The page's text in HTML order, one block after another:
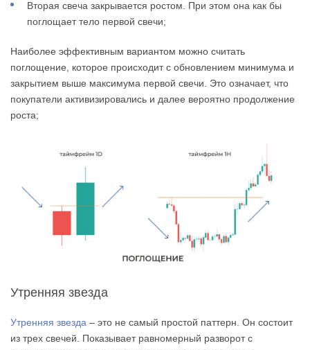
Вторая свеча закрывается ростом. При этом она как бы
поглощает тело первой свечи;
Наиболее эффективным вариантом можно считать
поглощение, которое происходит с обновлением минимума и
закрытием выше максимума первой свечи. Это означает, что
покупатели активизировались и далее вероятно продолжение
роста;
Утренняя звезда
Утренняя звезда – это не самый простой паттерн. Он состоит
из трех свечей. Показывает равномерный разворот с